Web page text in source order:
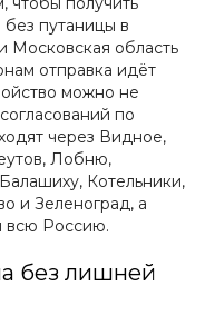
путаницы в
Московская область
отправка идёт
можно не
по
через Видное,
Лобню,
Котельники,
и Зеленоград, а
всю Россию.
без лишней